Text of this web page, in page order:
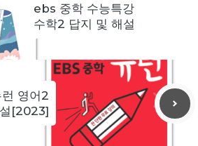
ebs 중학 수능특강
수학2 답지 및 해설
영어2
[2023]